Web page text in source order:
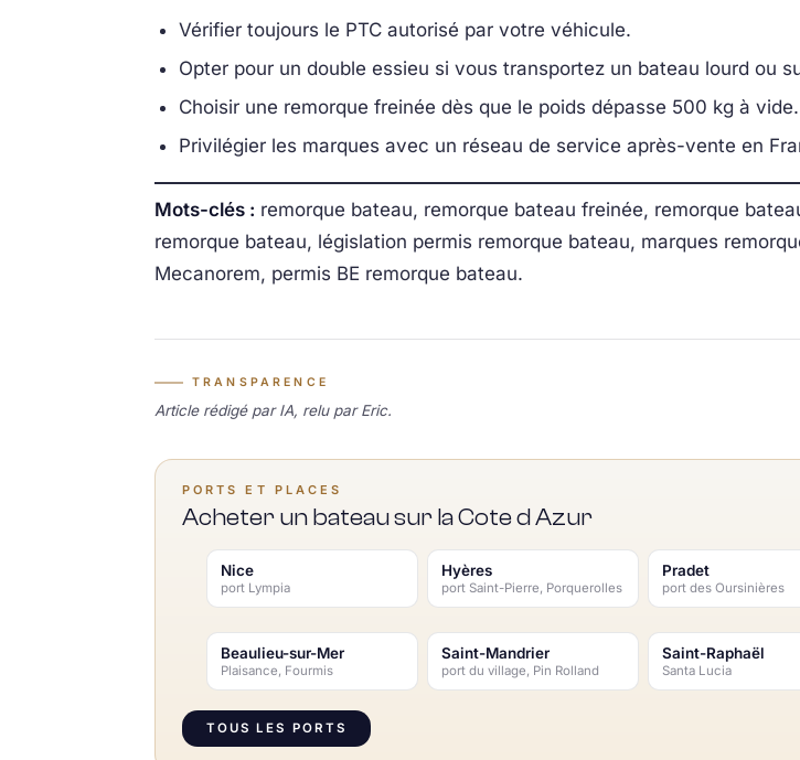
Vérifier toujours le PTC autorisé par votre véhicule.
Opter pour un double essieu si vous transportez un bateau lourd ou
Choisir une remorque freinée dès que le poids dépasse 500 kg à vide.
Privilégier les marques avec un réseau de service après-vente en
Mots-clés : remorque bateau, remorque bateau freinée, remorque
remorque bateau, législation permis remorque bateau, marques
Mecanorem, permis BE remorque bateau.
TRANSPARENCE
Article rédigé par IA, relu par Eric.
PORTS ET PLACES
Acheter un bateau sur la Cote d Azur
Nice
port Lympia
Hyères
port Saint-Pierre, Porquerolles
Pradet
port des Oursinières
Beaulieu-sur-Mer
Plaisance, Fourmis
Saint-Mandrier
port du village, Pin Rolland
Saint-Raphaël
Santa Lucia
TOUS LES PORTS